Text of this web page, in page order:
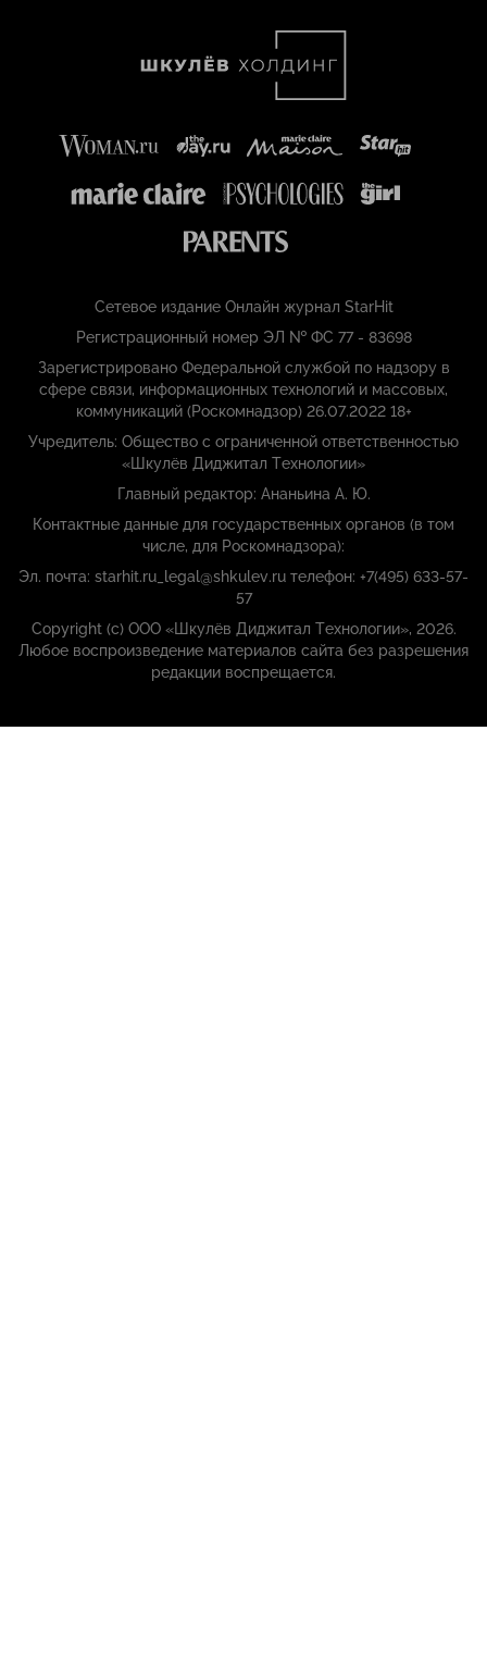
Сетевое издание Онлайн журнал StarHit
Регистрационный номер ЭЛ № ФС 77 - 83698
Зарегистрировано Федеральной службой по надзору в
сфере связи, информационных технологий и массовых,
коммуникаций (Роскомнадзор) 26.07.2022 18+
Учредитель: Общество с ограниченной ответственностью
«Шкулёв Диджитал Технологии»
Главный редактор: Ананьина А. Ю.
Контактные данные для государственных органов (в том
числе, для Роскомнадзора):
Эл. почта: starhit.ru_legal@shkulev.ru телефон: +7(495) 633-57-
57
Copyright (с) ООО «Шкулёв Диджитал Технологии», 2026.
Любое воспроизведение материалов сайта без разрешения
редакции воспрещается.